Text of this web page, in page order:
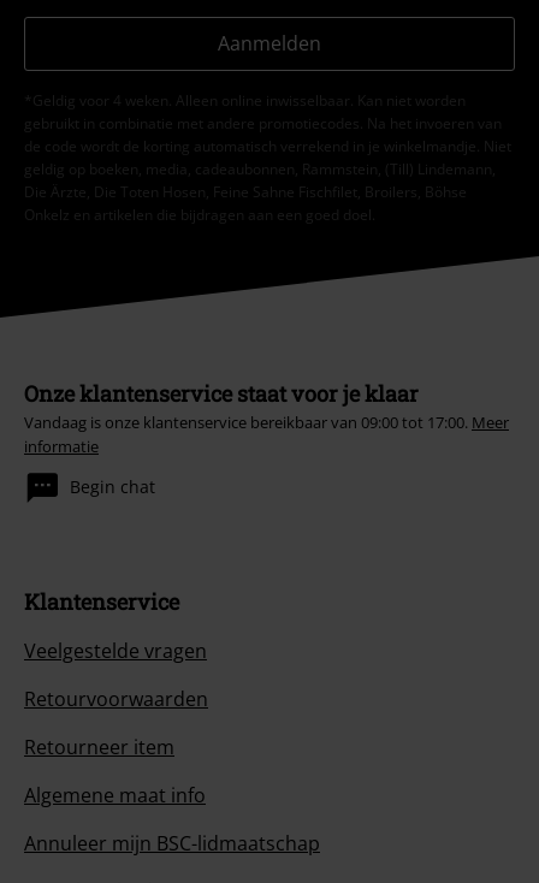
Aanmelden
*Geldig voor 4 weken. Alleen online inwisselbaar. Kan niet worden
gebruikt in combinatie met andere promotiecodes. Na het invoeren van
de code wordt de korting automatisch verrekend in je winkelmandje. Niet
geldig op boeken, media, cadeaubonnen, Rammstein, (Till) Lindemann,
Die Ärzte, Die Toten Hosen, Feine Sahne Fischfilet, Broilers, Böhse
Onkelz en artikelen die bijdragen aan een goed doel.
Onze klantenservice staat voor je klaar
Vandaag is onze klantenservice bereikbaar van 09:00 tot 17:00. Meer
informatie
Begin chat
Klantenservice
Veelgestelde vragen
Retourvoorwaarden
Retourneer item
Algemene maat info
Annuleer mijn BSC-lidmaatschap